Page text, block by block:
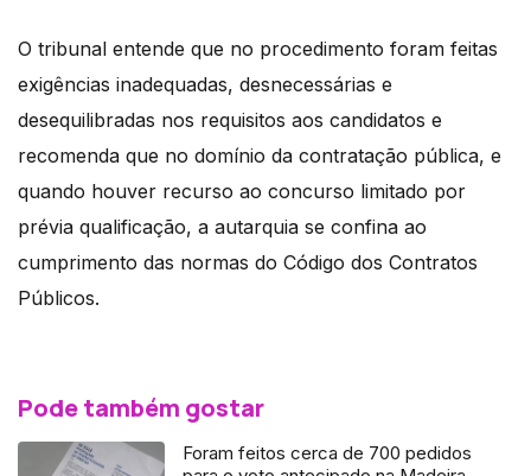
O tribunal entende que no procedimento foram feitas
exigências inadequadas, desnecessárias e
desequilibradas nos requisitos aos candidatos e
recomenda que no domínio da contratação pública, e
quando houver recurso ao concurso limitado por
prévia qualificação, a autarquia se confina ao
cumprimento das normas do Código dos Contratos
Públicos.
Pode também gostar
Foram feitos cerca de 700 pedidos